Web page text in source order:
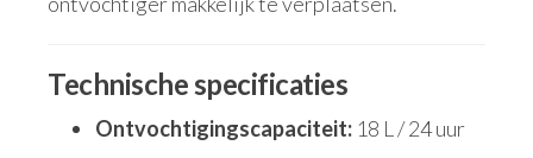
Technische specificaties
Ontvochtigingscapaciteit: 18 L / 24 uur